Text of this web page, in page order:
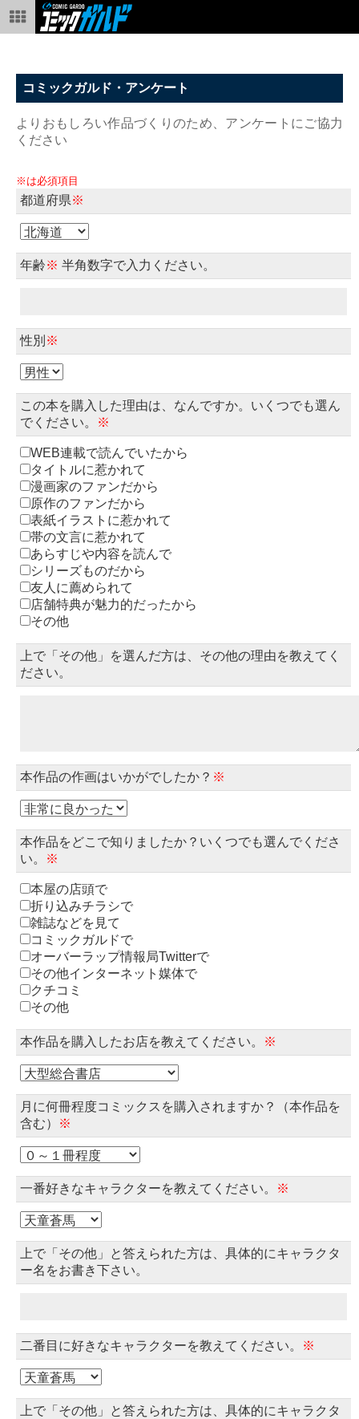
コミックガルド・アンケート
よりおもしろい作品づくりのため、アンケートにご協力
ください
※は必須項目
都道府県※
年齢※ 半角数字で入力ください。
性別 ※
この本を購入した理由は、なんですか。いくつでも選ん
でください。
※
WEB連載で読んでいたから
タイトルに惹かれて
漫画家のファンだから
原作のファンだから
表紙イラストに惹かれて
帯の文言に惹かれて
あらすじや内容を読んで
シリーズものだから
友人に薦められて
店舗特典が魅力的だったから
その他
上で「その他」を選んだ方は、その他の理由を教えてく
ださい。
本作品の作画はいかがでしたか？ ※
本作品をどこで知りましたか？いくつでも選んでくださ
い。
※
本屋の店頭で
折り込みチラシで
雑誌などを見て
コミックガルドで
オーバーラップ情報局Twitterで
その他インターネット媒体で
クチコミ
その他
本作品を購入したお店を教えてください。 ※
月に何冊程度コミックスを購入されますか？（本作品を
含む）
※
一番好きなキャラクターを教えてください。 ※
上で「その他」と答えられた方は、具体的にキャラクタ
ー名をお書き下さい。
二番目に好きなキャラクターを教えてください。 ※
上で「その他」と答えられた方は、具体的にキャラクタ